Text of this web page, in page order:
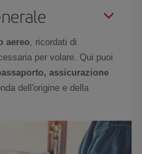
aereo, ricordati di
per volare. Qui puoi
assicurazione
dell'origine e della